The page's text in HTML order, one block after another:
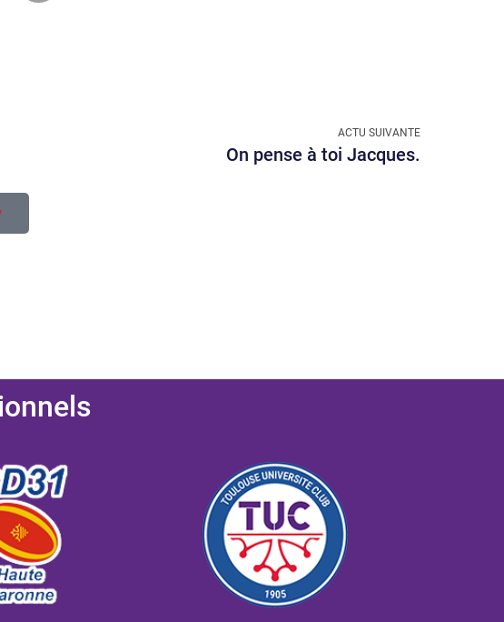
ACTU SUIVANTE
On pense à toi Jacques.